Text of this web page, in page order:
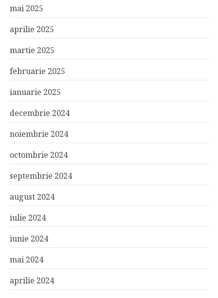
mai 2025
aprilie 2025
martie 2025
februarie 2025
ianuarie 2025
decembrie 2024
noiembrie 2024
octombrie 2024
septembrie 2024
august 2024
iulie 2024
iunie 2024
mai 2024
aprilie 2024